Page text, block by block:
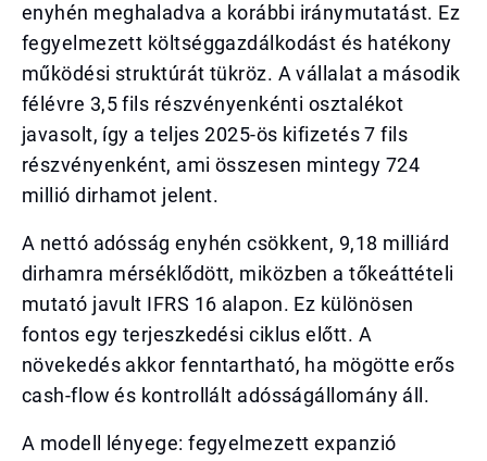
enyhén meghaladva a korábbi iránymutatást. Ez
fegyelmezett költséggazdálkodást és hatékony
működési struktúrát tükröz. A vállalat a második
félévre 3,5 fils részvényenkénti osztalékot
javasolt, így a teljes 2025-ös kifizetés 7 fils
részvényenként, ami összesen mintegy 724
millió dirhamot jelent.
A nettó adósság enyhén csökkent, 9,18 milliárd
dirhamra mérséklődött, miközben a tőkeáttételi
mutató javult IFRS 16 alapon. Ez különösen
fontos egy terjeszkedési ciklus előtt. A
növekedés akkor fenntartható, ha mögötte erős
cash-flow és kontrollált adósságállomány áll.
A modell lényege: fegyelmezett expanzió